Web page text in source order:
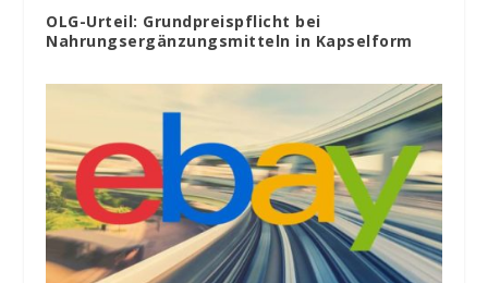
OLG-Urteil: Grundpreispflicht bei
Nahrungsergänzungsmitteln in Kapselform